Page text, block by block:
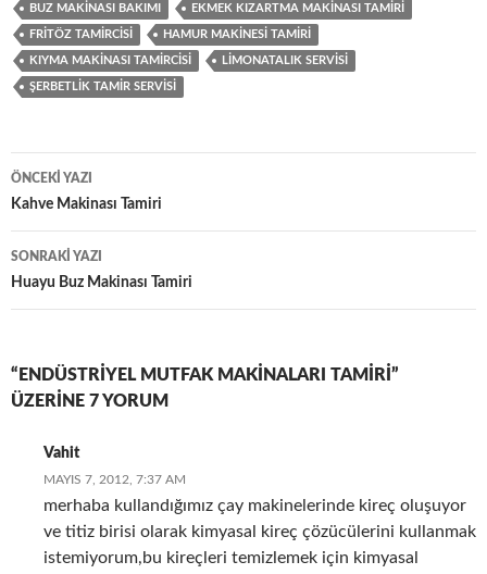
BUZ MAKINASI BAKIMI EKMEK KIZARTMA MAKINASI TAMIRI
FRITÖZ TAMIRCISI HAMUR MAKINESI TAMIRI
KIYMA MAKINASI TAMIRCISI LIMONATALIK SERVISI
ŞERBETLIK TAMIR SERVISI
Yazı
dolaşımı
ÖNCEKI YAZI
Kahve Makinası Tamiri
SONRAKI YAZI
Huayu Buz Makinası Tamiri
“ENDÜSTRIYEL MUTFAK MAKINALARI TAMIRI”
ÜZERINE 7 YORUM
Vahit
MAYIS 7, 2012, 7:37 AM
merhaba kullandığımız çay makinelerinde kireç oluşuyor
ve titiz birisi olarak kimyasal kireç çözücülerini kullanmak
istemiyorum,bu kireçleri temizlemek için kimyasal